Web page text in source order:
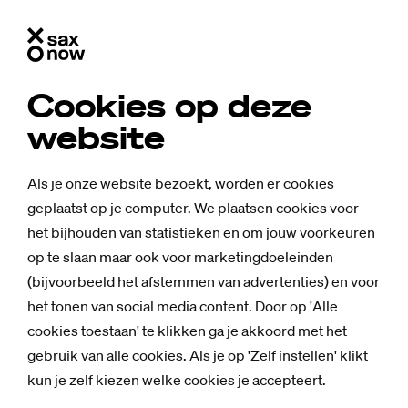
Cookies op deze
website
Als je onze website bezoekt, worden er cookies
geplaatst op je computer. We plaatsen cookies voor
het bijhouden van statistieken en om jouw voorkeuren
op te slaan maar ook voor marketingdoeleinden
(bijvoorbeeld het afstemmen van advertenties) en voor
het tonen van social media content. Door op 'Alle
cookies toestaan' te klikken ga je akkoord met het
gebruik van alle cookies. Als je op 'Zelf instellen' klikt
kun je zelf kiezen welke cookies je accepteert.
Nieuws
CB-Stu­dent Ju­li­